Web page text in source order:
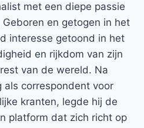
met een diepe passie
en getogen in het
interesse getoond in het
en rijkdom van zijn
van de wereld. Na
als correspondent voor
kranten, legde hij de
platform dat zich richt op